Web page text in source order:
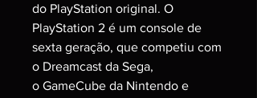
do PlayStation original. O
PlayStation 2 é um console de
sexta geração, que competiu com
o Dreamcast da Sega,
o GameCube da Nintendo e